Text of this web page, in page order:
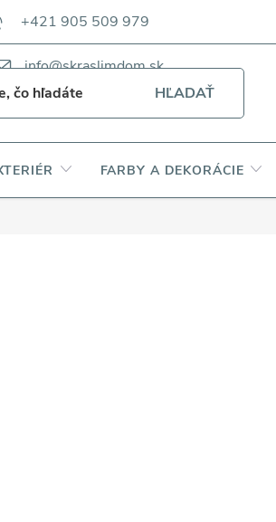
+421 905 509 979
info@skraslimdom.sk
CAMFERO VZORKOVNÍK TKANÍN DAPPI
HĽADAŤ
FARBY A DEKORÁCIE